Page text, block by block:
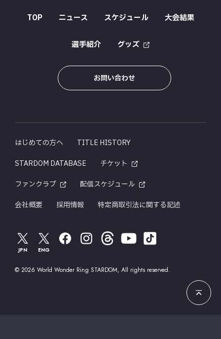
TOP ニュース スケジュール 大会結果
選手紹介 グッズ
お問い合わせ
はじめての方へ
TITLE HISTORY
STARDOM DATABASE
チケット
ファンクラブ
配信スケジュール
会社概要
採用情報 特定商取引法に関する記述
JPN ENG
© 2026 World Wonder Ring STARDOM, All rights reserved.